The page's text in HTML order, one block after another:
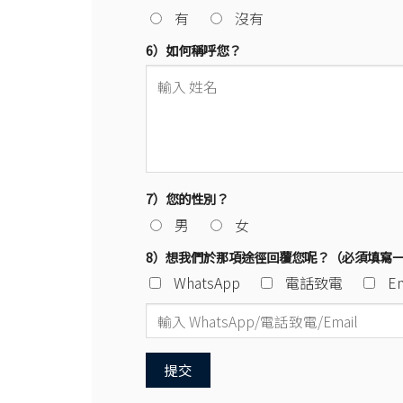
有 沒有
6）如何稱呼您？
7）您的性別？
男 女
8）想我們於那項途徑回覆您呢？（必須填寫一
WhatsApp 電話致電